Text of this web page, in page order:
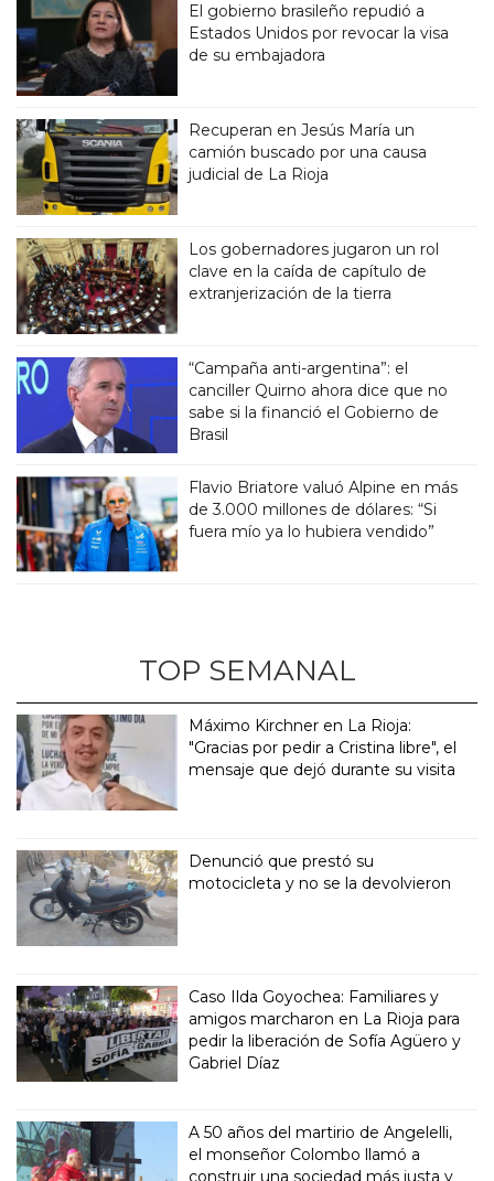
El gobierno brasileño repudió a
Estados Unidos por revocar la visa
de su embajadora
Recuperan en Jesús María un
camión buscado por una causa
judicial de La Rioja
Los gobernadores jugaron un rol
clave en la caída de capítulo de
extranjerización de la tierra
“Campaña anti-argentina”: el
canciller Quirno ahora dice que no
sabe si la financió el Gobierno de
Brasil
Flavio Briatore valuó Alpine en más
de 3.000 millones de dólares: “Si
fuera mío ya lo hubiera vendido”
TOP SEMANAL
Máximo Kirchner en La Rioja:
"Gracias por pedir a Cristina libre", el
mensaje que dejó durante su visita
Denunció que prestó su
motocicleta y no se la devolvieron
Caso Ilda Goyochea: Familiares y
amigos marcharon en La Rioja para
pedir la liberación de Sofía Agüero y
Gabriel Díaz
A 50 años del martirio de Angelelli,
el monseñor Colombo llamó a
construir una sociedad más justa y